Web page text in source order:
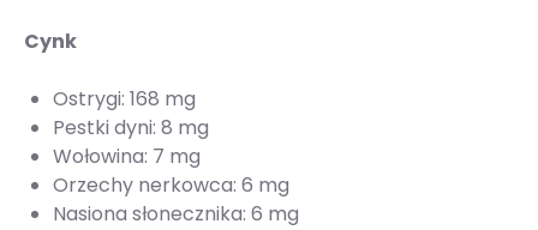
Cynk
Ostrygi: 168 mg
Pestki dyni: 8 mg
Wołowina: 7 mg
Orzechy nerkowca: 6 mg
Nasiona słonecznika: 6 mg